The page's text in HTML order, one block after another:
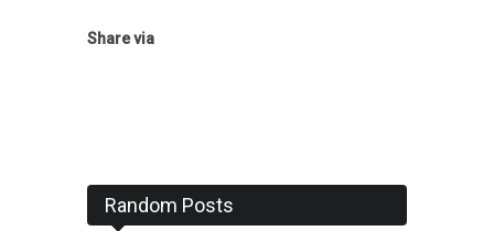
Share via
Random Posts